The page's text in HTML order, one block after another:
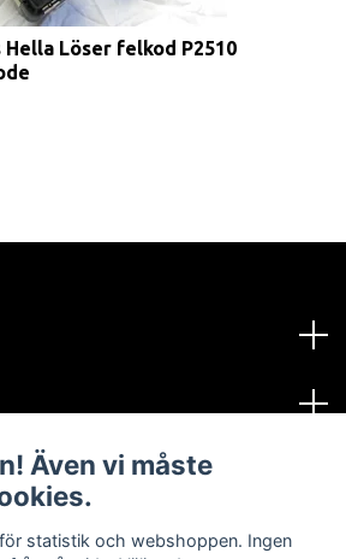
Löser felkod P2510
Även vi måste
statistik och webshoppen. Ingen